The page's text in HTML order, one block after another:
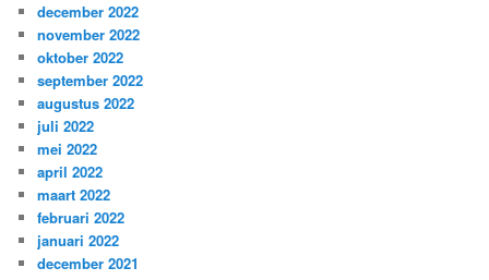
december 2022
november 2022
oktober 2022
september 2022
augustus 2022
juli 2022
mei 2022
april 2022
maart 2022
februari 2022
januari 2022
december 2021